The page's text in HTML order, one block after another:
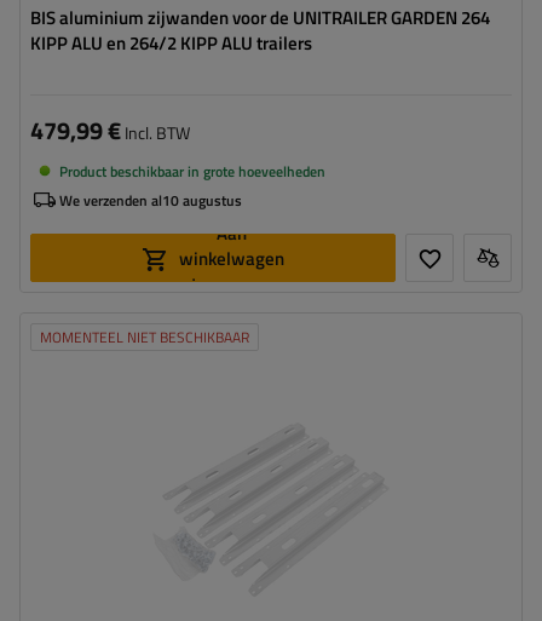
BIS aluminium zijwanden voor de UNITRAILER GARDEN 264
KIPP ALU en 264/2 KIPP ALU trailers
479,99 €Incl. BTW
Product beschikbaar in grote hoeveelheden
We verzenden al10 augustus
Aan
winkelwagen
toevoegen
MOMENTEEL NIET BESCHIKBAAR